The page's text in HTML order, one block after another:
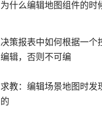
为什么编辑地图组件的时
决策报表中如何根据一个
编辑，否则不可编
求教：编辑场景地图时发
的